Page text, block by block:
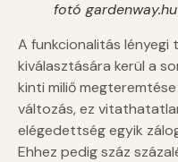
fotó gardenway.hu
A funkcionalitás lényegi
kiválasztására kerül a
kinti miliő
változás, ez
elégedettség egyik
Ehhez pedig száz